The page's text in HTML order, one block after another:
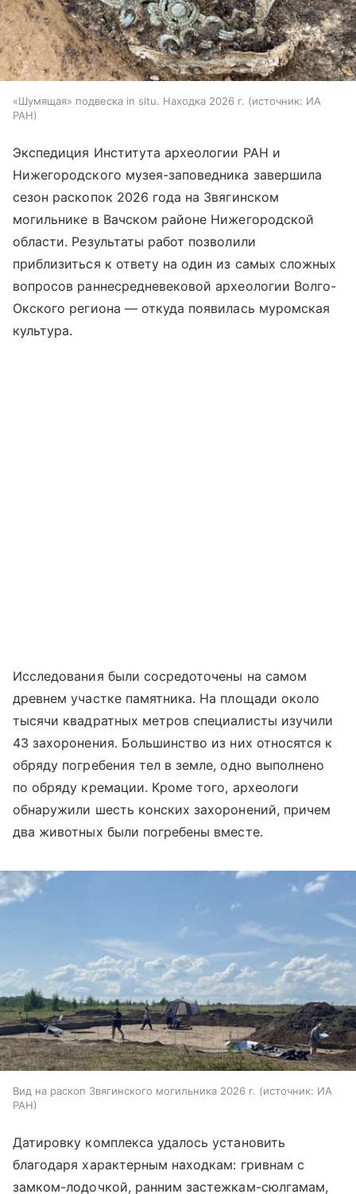
«Шумящая» подвеска in situ. Находка 2026 г. источник: ИА
РАН
Экспедиция Института археологии РАН и
Нижегородского музея-заповедника завершила
сезон раскопок 2026 года на Звягинском
могильнике в Вачском районе Нижегородской
области. Результаты работ позволили
приблизиться к ответу на один из самых сложных
вопросов раннесредневековой археологии Волго-
Окского региона — откуда появилась муромская
культура.
Исследования были сосредоточены на самом
древнем участке памятника. На площади около
тысячи квадратных метров специалисты изучили
43 захоронения. Большинство из них относятся к
обряду погребения тел в земле, одно выполнено
по обряду кремации. Кроме того, археологи
обнаружили шесть конских захоронений, причем
два животных были погребены вместе.
Вид на раскоп Звягинского могильника 2026 г. источник: ИА
РАН
Датировку комплекса удалось установить
благодаря характерным находкам: гривнам с
замком-лодочкой, ранним застежкам-сюлгамам,